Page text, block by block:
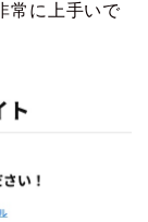
常に上手いで